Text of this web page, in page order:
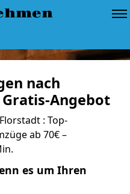
nach
Angebot
: Top-
ab 70€ –
es um Ihren